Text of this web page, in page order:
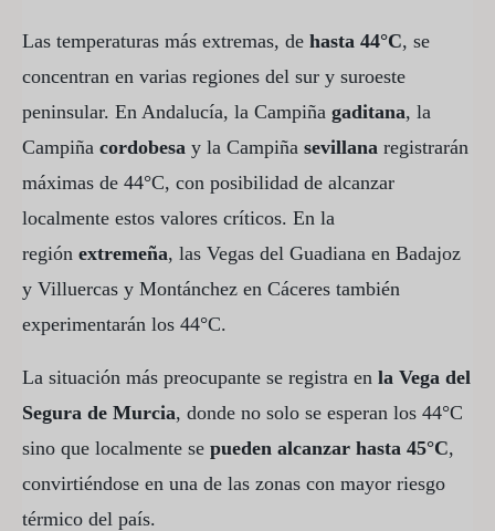
Las temperaturas más extremas, de hasta 44°C, se
concentran en varias regiones del sur y suroeste
peninsular. En Andalucía, la Campiña gaditana, la
Campiña cordobesa y la Campiña sevillana registrarán
máximas de 44°C, con posibilidad de alcanzar
localmente estos valores críticos. En la
región extremeña, las Vegas del Guadiana en Badajoz
y Villuercas y Montánchez en Cáceres también
experimentarán los 44°C.
La situación más preocupante se registra en la Vega del
Segura de Murcia, donde no solo se esperan los 44°C
sino que localmente se pueden alcanzar hasta 45°C,
convirtiéndose en una de las zonas con mayor riesgo
térmico del país.